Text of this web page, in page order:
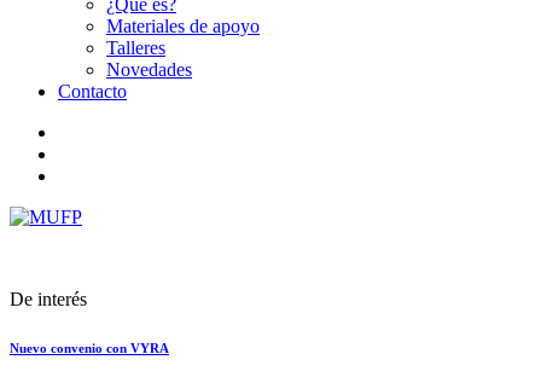
¿Qué es?
Materiales de apoyo
Talleres
Novedades
Contacto
De interés
Nuevo convenio con VYRA